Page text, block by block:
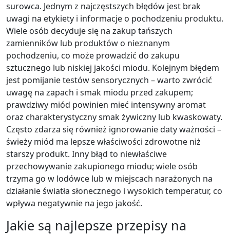
surowca. Jednym z najczęstszych błędów jest brak
uwagi na etykiety i informacje o pochodzeniu produktu.
Wiele osób decyduje się na zakup tańszych
zamienników lub produktów o nieznanym
pochodzeniu, co może prowadzić do zakupu
sztucznego lub niskiej jakości miodu. Kolejnym błędem
jest pomijanie testów sensorycznych – warto zwrócić
uwagę na zapach i smak miodu przed zakupem;
prawdziwy miód powinien mieć intensywny aromat
oraz charakterystyczny smak żywiczny lub kwaskowaty.
Często zdarza się również ignorowanie daty ważności –
świeży miód ma lepsze właściwości zdrowotne niż
starszy produkt. Inny błąd to niewłaściwe
przechowywanie zakupionego miodu; wiele osób
trzyma go w lodówce lub w miejscach narażonych na
działanie światła słonecznego i wysokich temperatur, co
wpływa negatywnie na jego jakość.
Jakie są najlepsze przepisy na